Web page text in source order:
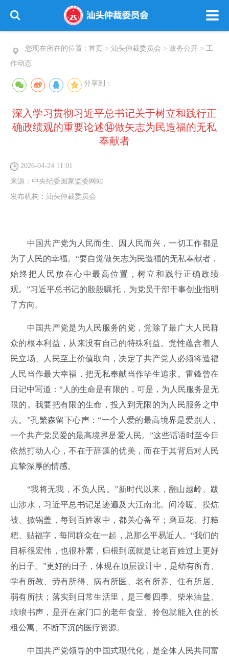
您现在所在的位置 : 首页 > 汕头仲裁委员会 > 政务公开 > 工
作动态
分享到：
深入学习贯彻习近平总书记关于树立和践行正
确政绩观的重要论述⑭做矢志为民造福的无私
奉献者
2026-04-24 11:01
来源： 中央纪委国家监委网站
发布机构： 汕头仲裁委员会
中国共产党为人民而生、因人民而兴，一切工作都是
为了人民的幸福。“要自觉做矢志为民造福的无私奉献者，
始终把人民放在心中最高位置，树立和践行正确政绩
观。”习近平总书记的殷殷嘱托，为党员干部干事创业指明
了方向。
中国共产党是为人民服务的党，党除了最广大人民群
众的根本利益，从来没有自己的特殊利益。党性蕴含着人
民立场、人民至上价值取向，决定了共产党人必须将造福
人民当作最大幸福，把无私奉献当作毕生追求。雷锋曾在
日记中写道：“人的生命是有限的，可是，为人民服务是无
限的。我要把有限的生命，投入到无限的为人民服务之中
去。”孔繁森留下心声：“一个人爱的最高境界是爱别人，
一个共产党员爱的最高境界是爱人民。”这些话语时至今日
依然打动人心，不在于辞藻的优美，而在于其背后对人民
真挚深厚的情感。
“我将无我，不负人民。”新时代以来，翻山越岭、跋
山涉水，习近平总书记足迹遍及大江南北。问冷暖、摸炕
被、掀锅盖，每到百姓家中，都关心备至；磨豆花、打糍
粑、贴福字，每同群众在一起，总那么平易近人。“我们的
目标很宏伟，也很朴素，归根到底就是让老百姓过上更好
的日子。”更好的日子，体现在顶层设计中，是幼有所育、
学有所教、劳有所得、病有所医、老有所养、住有所居、
弱有所扶；落实到日常生活里，是三餐四季、柴米油盐、
琅琅书声，是开在家门口的老年食堂、拎包就能入住的长
租公寓、不断下沉的医疗资源。
中国共产党领导的中国式现代化，是全体人民共同富